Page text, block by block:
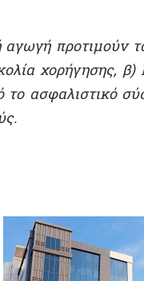
προτιμούν
χορήγησης,
ασφαλιστικό